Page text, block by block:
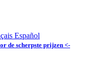
Español
de scherpste prijzen <-